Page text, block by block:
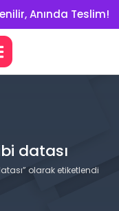
Anında Teslim!
datası
olarak etiketlendi